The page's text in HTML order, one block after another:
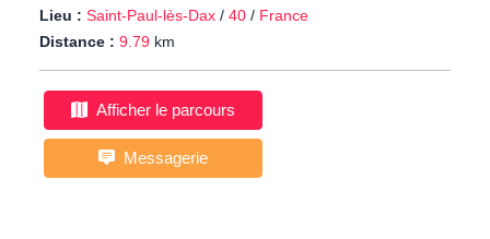
Lieu : Saint-Paul-lès-Dax / 40 / France
Distance : 9.79 km
Afficher le parcours
Messagerie